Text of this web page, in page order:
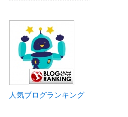
人気ブログランキング